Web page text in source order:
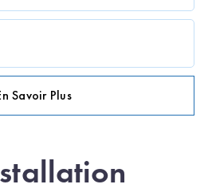
Savoir Plus